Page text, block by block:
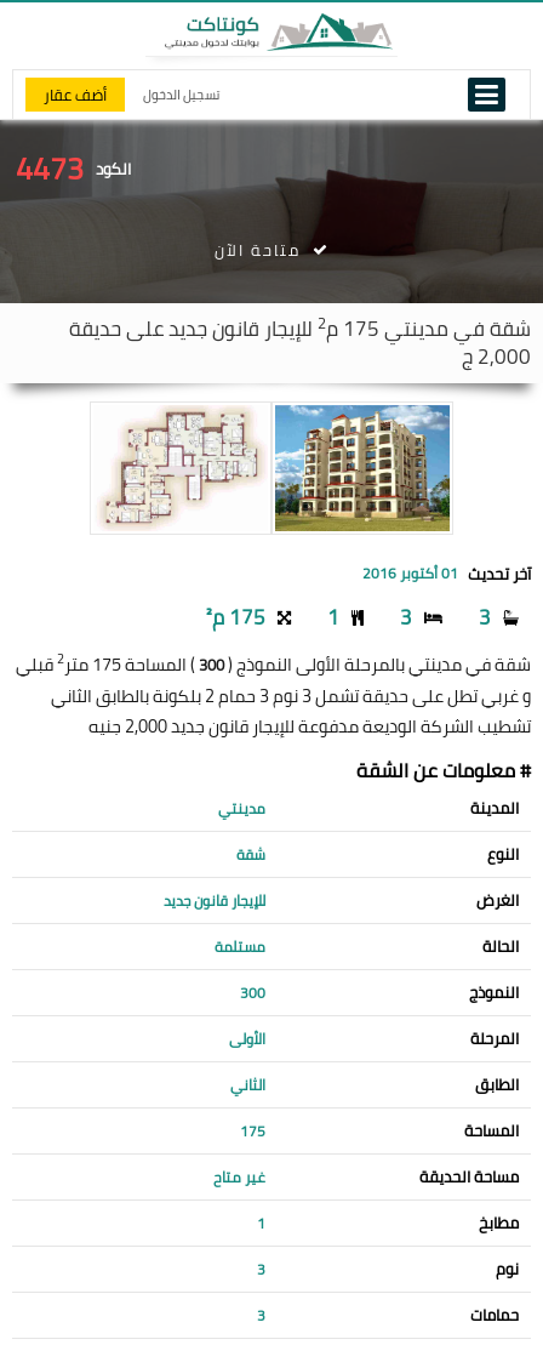
تسجيل الدخول أضف عقار
الكود 4473
شقة فيمدينتي 2 للإيجار قانون جديد على حديقة
2,000 ج
متاحة الآن
آخر تحديث 01 أكتوبر 2016
3
3
1 175 م²
شقة في مدينتي بالمرحلة الأولى النموذج (300) المساحة 175 متر 2قبلي
و غربي تطل على حديقة تشمل 3 نوم 3 حمام 2 بلكونة بالطابق الثاني
تشطيب الشركة الوديعة مدفوعة للإيجار قانون جديد 2,000 جنيه
# معلومات عن الشقة
المدينة مدينتي
النوع شقة
الغرض للإيجار قانون جديد
الحالة مستلمة
النموذج 300
المرحلة الأولى
الطابق الثاني
المساحة 175
مساحة الحديقة غير متاح
مطابخ 1
نوم 3
حمامات 3